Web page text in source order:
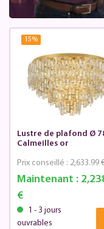
15%
Lustre de plafond Ø
Calmeilles or
Maintenant :
€
Prix conseillé : 2,633.99
1 - 3 jours
ouvrables